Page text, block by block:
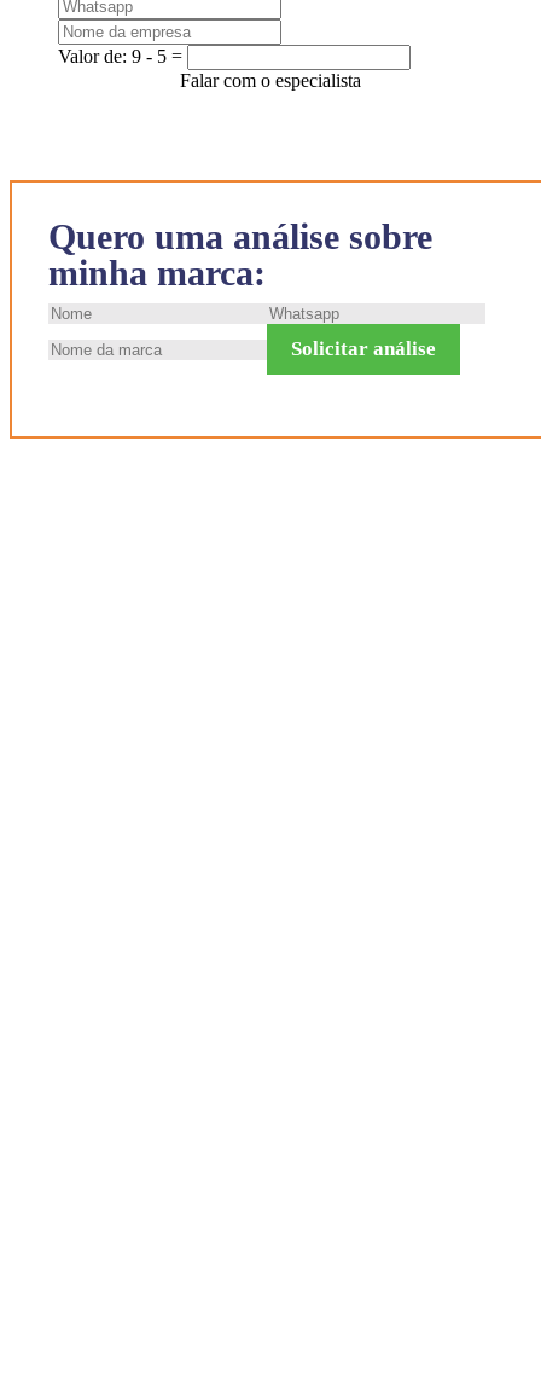
Quero uma análise sobre
minha marca:
Solicitar análise
Valor de: 9 - 5 =
Falar com o especialista